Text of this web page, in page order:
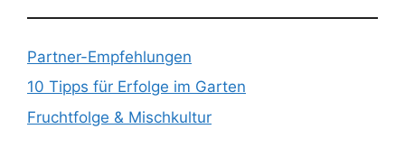
Partner-Empfehlungen
10 Tipps für Erfolge im Garten
Fruchtfolge & Mischkultur